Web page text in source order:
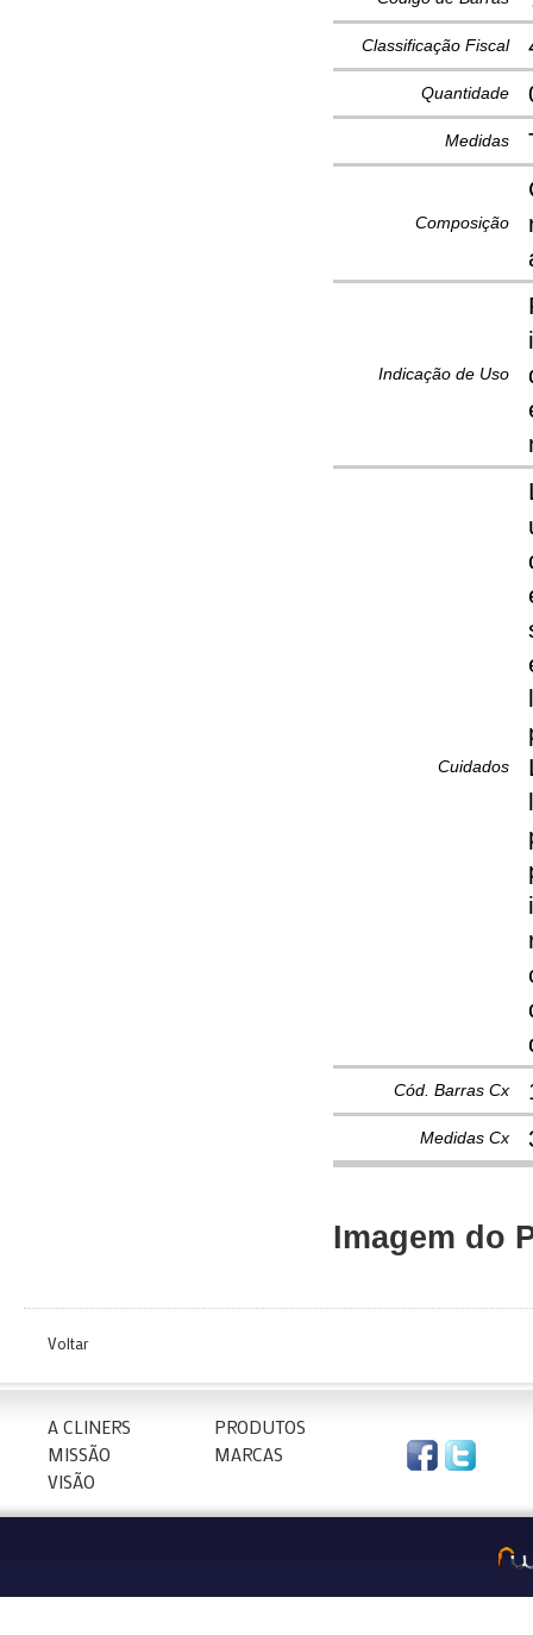
Classificação Fiscal
Quantidade
Medidas
Composição
Indicação de Uso
Cuidados
Cód. Barras Cx
Medidas Cx
Imagem do
Voltar
A CLINERS
PRODUTOS
MISSÃO
MARCAS
VISÃO